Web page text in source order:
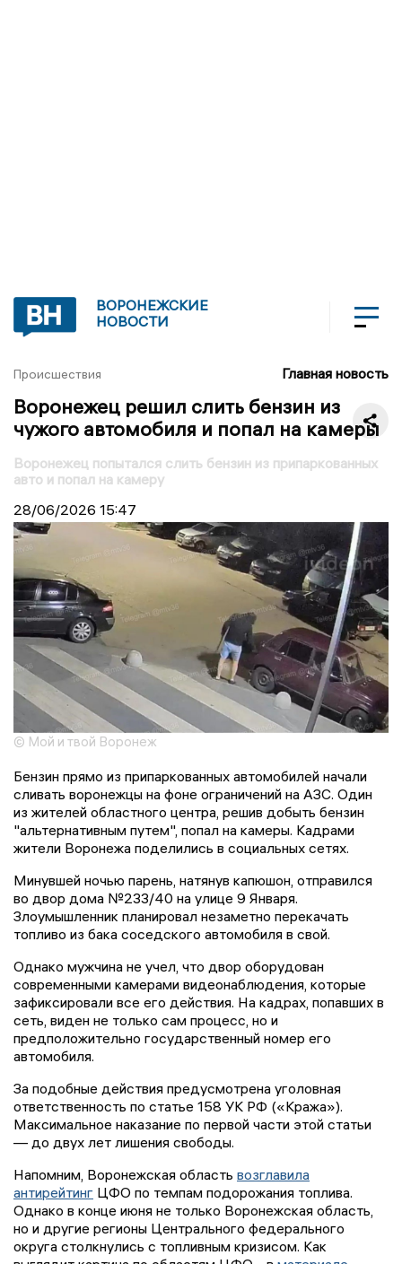
ВОРОНЕЖСКИЕ
НОВОСТИ
Происшествия Главная новость
Воронежец решил слить бензин из
чужого автомобиля и попал на камеры
Воронежец попытался слить бензин из припаркованных
авто и попал на камеру
28/06/2026 15:47
© Мой и твой Воронеж
Бензин прямо из припаркованных автомобилей начали
сливать воронежцы на фоне ограничений на АЗС. Один
из жителей областного центра, решив добыть бензин
"альтернативным путем", попал на камеры. Кадрами
жители Воронежа поделились в социальных сетях.
Минувшей ночью парень, натянув капюшон, отправился
во двор дома №233/40 на улице 9 Января.
Злоумышленник планировал незаметно перекачать
топливо из бака соседского автомобиля в свой.
Однако мужчина не учел, что двор оборудован
современными камерами видеонаблюдения, которые
зафиксировали все его действия. На кадрах, попавших в
сеть, виден не только сам процесс, но и
предположительно государственный номер его
автомобиля.
За подобные действия предусмотрена уголовная
ответственность по статье 158 УК РФ («Кража»).
Максимальное наказание по первой части этой статьи
— до двух лет лишения свободы.
Напомним, Воронежская область возглавила
антирейтинг ЦФО по темпам подорожания топлива.
Однако в конце июня не только Воронежская область,
но и другие регионы Центрального федерального
округа столкнулись с топливным кризисом. Как